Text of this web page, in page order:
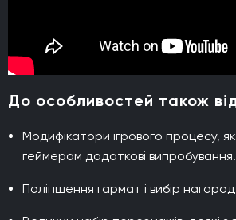
До особливостей також
Модифікатори ігрового процесу,
геймерам додаткові випробування.
Поліпшення гармат і вибір